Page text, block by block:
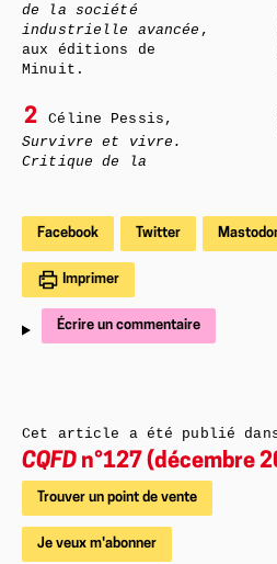
de la société
industrielle avancée ,
aux éditions de
Minuit.
2
Céline Pessis,
Survivre et vivre.
Critique de la
Facebook Twitter
Imprimer
Écrire un commentaire
Cet article a été publié
CQFD n°127 (décembre
Trouver un point de vente
Je veux m'abonner